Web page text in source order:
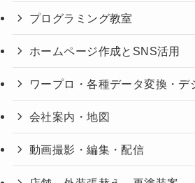
プログラミング教室
ホームページ作成とSNS活用
ワープロ・各種データ変換・デ
会社案内・地図
動画撮影・編集・配信